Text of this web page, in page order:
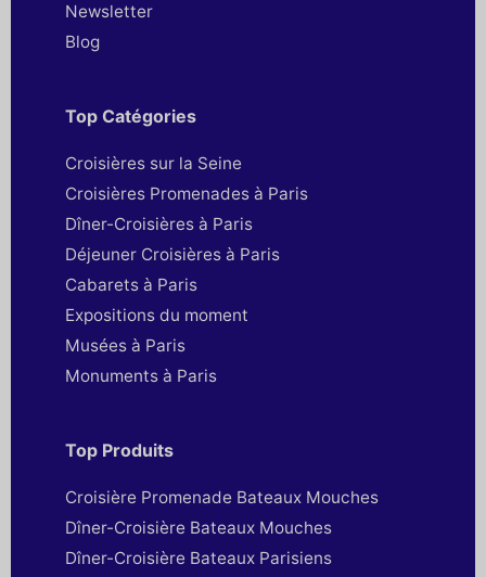
Newsletter
Blog
Top Catégories
Croisières sur la Seine
Croisières Promenades à Paris
Dîner-Croisières à Paris
Déjeuner Croisières à Paris
Cabarets à Paris
Expositions du moment
Musées à Paris
Monuments à Paris
Top Produits
Croisière Promenade Bateaux Mouches
Dîner-Croisière Bateaux Mouches
Dîner-Croisière Bateaux Parisiens